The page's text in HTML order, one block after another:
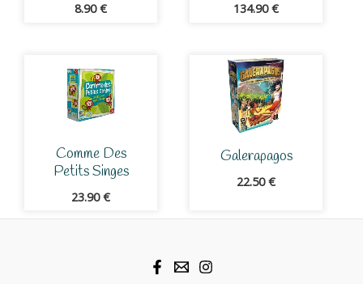
8.90€ 134.90€
Comme Des
Petits Singes
23.90€
Galerapagos
22.50€